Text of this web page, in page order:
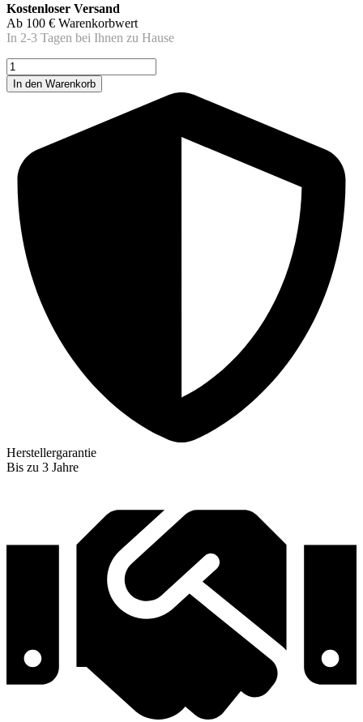
Kostenloser Versand
Ab 100 € Warenkorbwert
In 2-3 Tagen bei Ihnen zu Hause
50
WIMPERNBÜRSTEN
AUS
In den Warenkorb
Herstellergarantie
Bis zu 3 Jahre